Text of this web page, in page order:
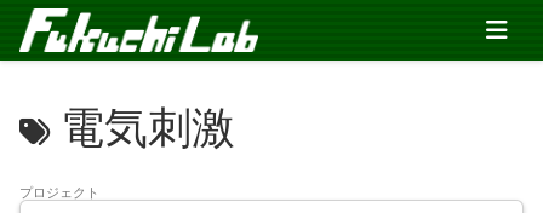
電気刺激
プロジェクト